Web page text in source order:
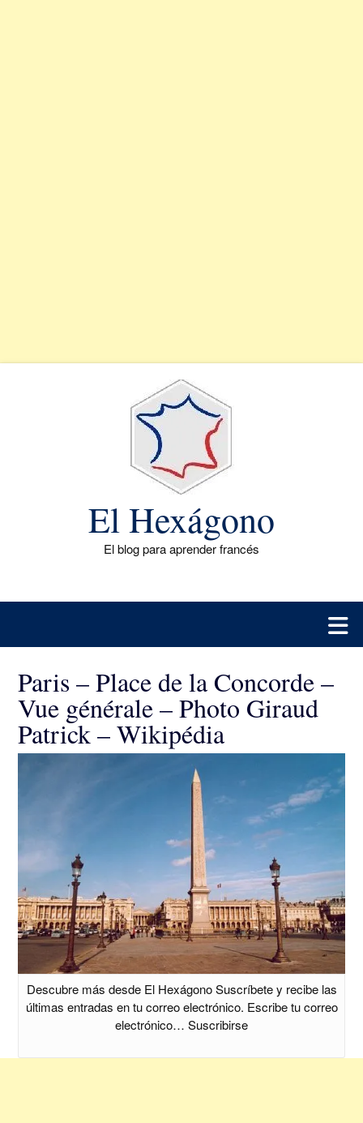
El Hexágono
El blog para aprender francés
Paris – Place de la Concorde –
Vue générale – Photo Giraud
Patrick – Wikipédia
Descubre más desde El Hexágono Suscríbete y recibe las
últimas entradas en tu correo electrónico. Escribe tu correo
electrónico… Suscribirse